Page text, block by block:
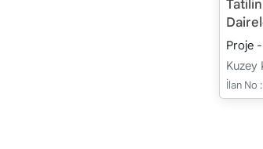
Tatilin
Proje
İlan No :